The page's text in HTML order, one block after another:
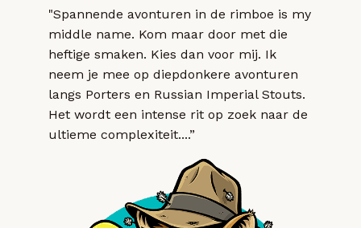
"Spannende avonturen in de rimboe is my
middle name. Kom maar door met die
heftige smaken. Kies dan voor mij. Ik
neem je mee op diepdonkere avonturen
langs Porters en Russian Imperial Stouts.
Het wordt een intense rit op zoek naar de
ultieme complexiteit....”